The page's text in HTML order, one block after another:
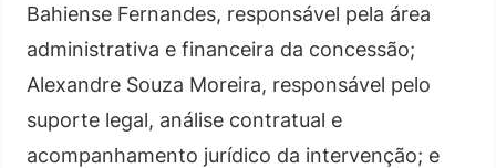
Bahiense Fernandes, responsável pela área
administrativa e financeira da concessão;
Alexandre Souza Moreira, responsável pelo
suporte legal, análise contratual e
acompanhamento jurídico da intervenção; e